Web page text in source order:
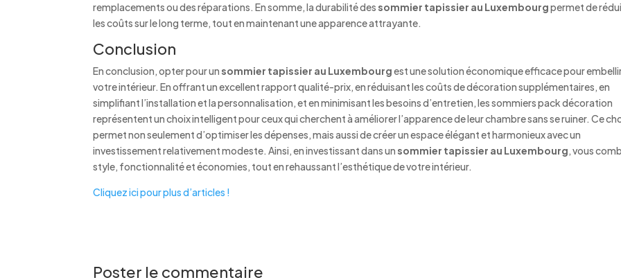
remplacements ou des réparations. En somme, la durabilité des sommier tapissier au Luxembourgpermet de
les coûts sur le long terme, tout en maintenant une apparence attrayante.
Conclusion
En conclusion, opter pour un sommier tapissier au Luxembourgest une solution économique efficace pour
votre intérieur. En offrant un excellent rapport qualité-prix, en réduisant les coûts de décoration supplémentaires, en
simplifiant l’installation et la personnalisation, et en minimisant les besoins d’entretien, les sommiers pack décoration
représentent un choix intelligent pour ceux qui cherchent à améliorer l’apparence de leur chambre sans se ruiner. Ce
permet non seulement d’optimiser les dépenses, mais aussi de créer un espace élégant et harmonieux avec un
investissement relativement modeste. Ainsi, en investissant dans un sommier tapissier au Luxembourg, vous
style, fonctionnalité et économies, tout en rehaussant l’esthétique de votre intérieur.
Cliquez ici pour plus d’articles !
Poster le commentaire